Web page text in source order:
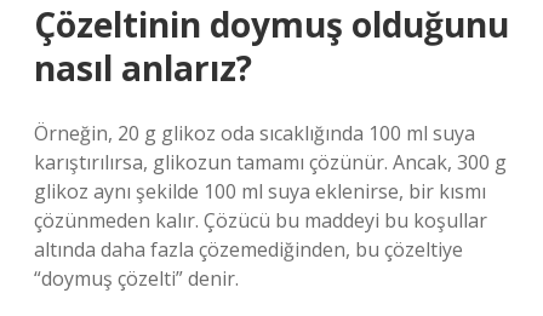
Çözeltinin doymuş olduğunu
nasıl anlarız?
Örneğin, 20 g glikoz oda sıcaklığında 100 ml suya
karıştırılırsa, glikozun tamamı çözünür. Ancak, 300 g
glikoz aynı şekilde 100 ml suya eklenirse, bir kısmı
çözünmeden kalır. Çözücü bu maddeyi bu koşullar
altında daha fazla çözemediğinden, bu çözeltiye
“doymuş çözelti” denir.